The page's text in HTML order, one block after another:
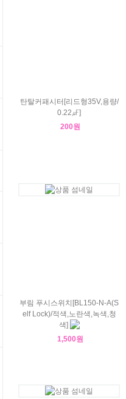
탄탈커패시터[리드형35V,용량/
0.22㎌]
200원
부림 푸시스위치[BL150-N-A(S
elf Lock)/적색,노란색,녹색,청
색]
1,500원